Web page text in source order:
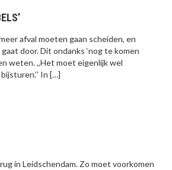
afval moeten gaan scheiden, en
door. Dit ondanks ‘nog te komen
weten. ,,Het moet eigenlijk wel
In […]
in Leidschendam. Zo moet voorkomen